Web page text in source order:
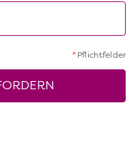
*Pflichtfelder